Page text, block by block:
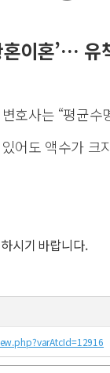
이혼’… 유
호사는 “평균
어도 액수가
시기 바랍니다.